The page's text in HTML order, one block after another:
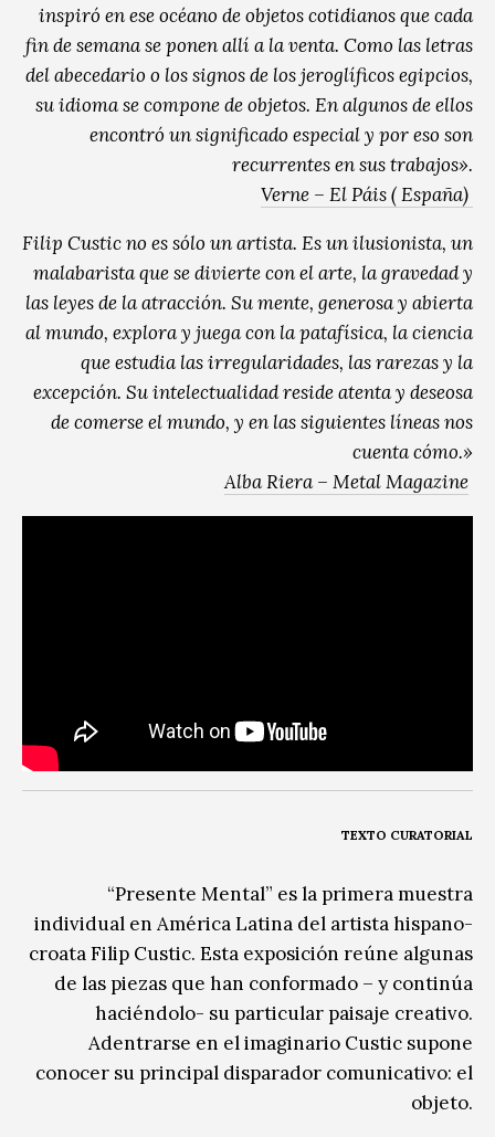
inspiró en ese océano de objetos cotidianos que cada
fin de semana se ponen allí a la venta. Como las letras
del abecedario o los signos de los jeroglíficos egipcios,
su idioma se compone de objetos. En algunos de ellos
encontró un significado especial y por eso son
recurrentes en sus trabajos».
Verne – El Páis ( España)
Filip Custic no es sólo un artista. Es un ilusionista, un
malabarista que se divierte con el arte, la gravedad y
las leyes de la atracción. Su mente, generosa y abierta
al mundo, explora y juega con la patafísica, la ciencia
que estudia las irregularidades, las rarezas y la
excepción. Su intelectualidad reside atenta y deseosa
de comerse el mundo, y en las siguientes líneas nos
cuenta cómo.»
Alba Riera – Metal Magazine
TEXTO CURATORIAL
“Presente Mental” es la primera muestra
individual en América Latina del artista hispano-
croata Filip Custic. Esta exposición reúne algunas
de las piezas que han conformado – y continúa
haciéndolo- su particular paisaje creativo.
Adentrarse en el imaginario Custic supone
conocer su principal disparador comunicativo: el
objeto.